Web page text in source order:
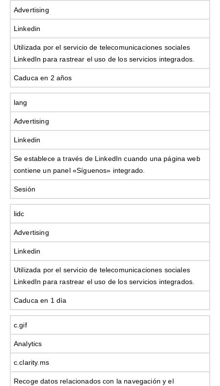
Advertising
Linkedin
Utilizada por el servicio de telecomunicaciones sociales
LinkedIn para rastrear el uso de los servicios integrados.
Caduca en 2 años
lang
Advertising
Linkedin
Se establece a través de LinkedIn cuando una página web
contiene un panel «Síguenos» integrado.
Sesión
lidc
Advertising
Linkedin
Utilizada por el servicio de telecomunicaciones sociales
LinkedIn para rastrear el uso de los servicios integrados.
Caduca en 1 día
c.gif
Analytics
c.clarity.ms
Recoge datos relacionados con la navegación y el